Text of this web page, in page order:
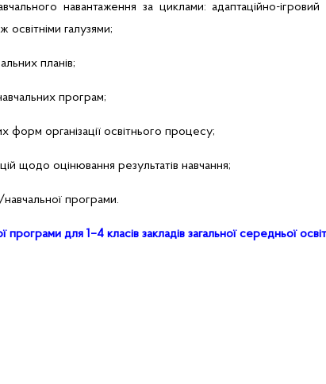
навантаження за циклами: адаптаційно-
освітніми галузями;
планів;
програм;
організації освітнього процесу;
щодо оцінювання результатів навчання;
програми.
програми для 1–4 класів закладів загальної середньої